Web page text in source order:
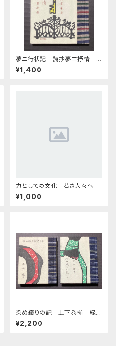
夢ニ行状記 詩抄夢二抒情
緑の笛豆本第26期第102集
¥1,400
力としての文化 若き人々へ
¥1,000
染め織りの記 上下巻揃 緑の
笛豆本第32期第126・127集
¥2,200